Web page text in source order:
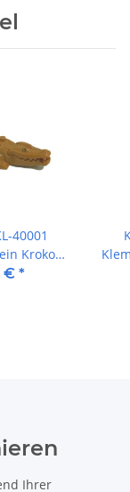
40001
Krokodil
€ *
Ihrer